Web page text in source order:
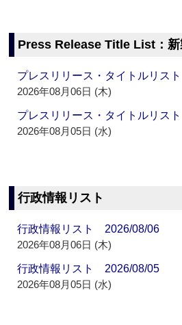
Press Release Title List：新
プレスリリース・タイトルリス
2026年08月06日 (木)
プレスリリース・タイトルリス
2026年08月05日 (水)
行政情報リスト
行政情報リスト 2026/08/06
2026年08月06日 (木)
行政情報リスト 2026/08/05
2026年08月05日 (水)